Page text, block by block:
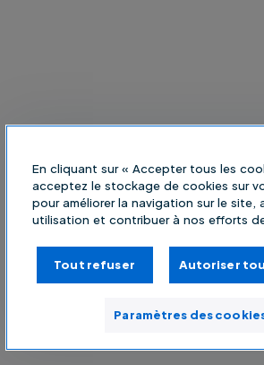
En cliquant sur « Accepter tous les
acceptez le stockage de cookies sur
pour améliorer la navigation sur le site,
utilisation et contribuer à nos efforts
Tout refuser Autoriser
Paramètres des